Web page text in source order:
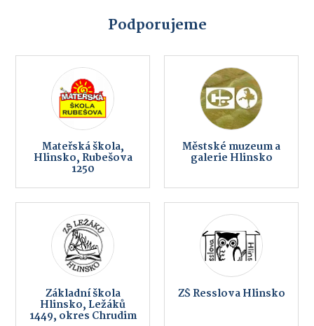
Podporujeme
Mateřská škola,
Hlinsko, Rubešova
1250
Městské muzeum a
galerie Hlinsko
Základní škola
Hlinsko, Ležáků
1449, okres Chrudim
ZŠ Resslova Hlinsko